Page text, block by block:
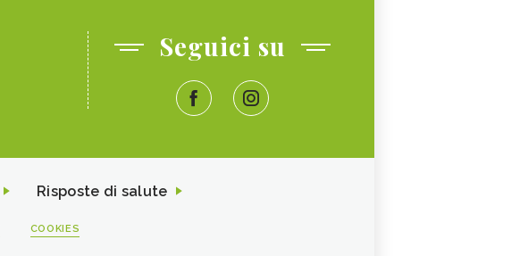
Seguici su
Risposte di salute
COOKIES